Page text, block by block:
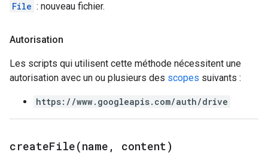
File : nouveau fichier.
Autorisation
Les scripts qui utilisent cette méthode nécessitent une
autorisation avec un ou plusieurs des scopes suivants :
https://www.googleapis.com/auth/drive
createFile(name , content)